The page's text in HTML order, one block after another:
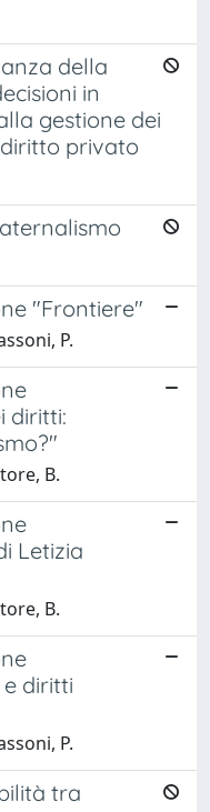
della
in
gestione dei
privato
"Frontiere"
P.
diritti:
B.
Letizia
B.
diritti
P.
tra